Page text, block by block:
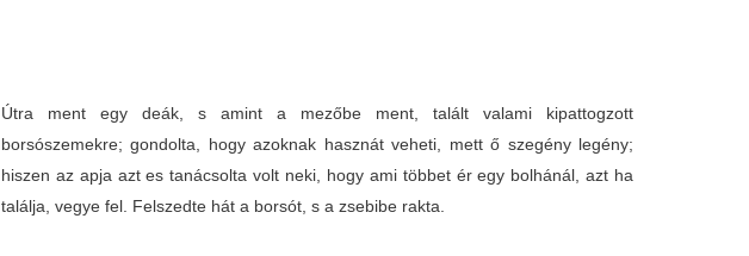
Útra ment egy deák, s amint a mezőbe ment, talált valami kipattogzott
borsószemekre; gondolta, hogy azoknak hasznát veheti, mett ő szegény legény;
hiszen az apja azt es tanácsolta volt neki, hogy ami többet ér egy bolhánál, azt ha
találja, vegye fel. Felszedte hát a borsót, s a zsebibe rakta.